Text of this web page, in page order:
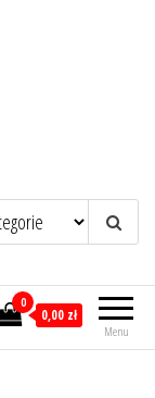
Menu
0
0,00 zł